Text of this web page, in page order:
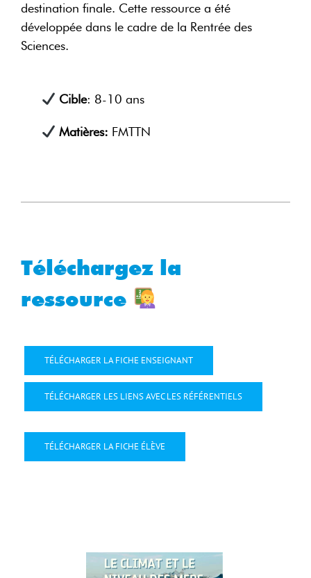
destination finale. Cette ressource a été
développée dans le cadre de la Rentrée des
Sciences.
Cible: 8-10 ans
Matières: FMTTN
Téléchargez la
ressource
TÉLÉCHARGER LA FICHE ENSEIGNANT
TÉLÉCHARGER LES LIENS AVEC LES RÉFÉRENTIELS
TÉLÉCHARGER LA FICHE ÉLÈVE